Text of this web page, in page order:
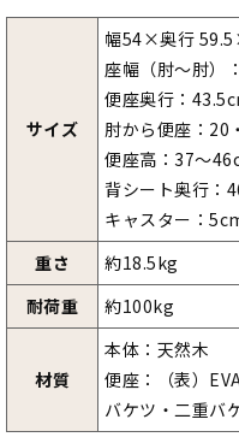
サイズ
幅54×奥行
座幅（肘～肘）
便座奥行：
肘から便座：20
便座高：37～
背シート奥行：
キャスター：
重さ
約18.5kg
耐荷重
約100kg
材質
本体：天然木
便座：（表）
バケツ・二重バ